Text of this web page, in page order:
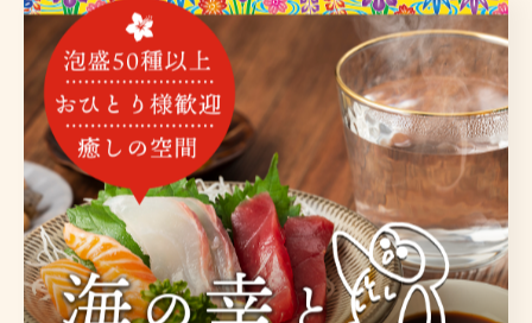
全てのカテゴリー
海鮮
泡盛
沖縄料理
お酒
宴会